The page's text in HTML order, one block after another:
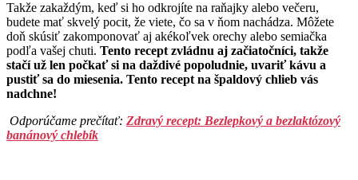
Takže zakaždým, keď si ho odkrojíte na raňajky alebo večeru,
budete mať skvelý pocit, že viete, čo sa v ňom nachádza. Môžete
doň skúsiť zakomponovať aj akékoľvek orechy alebo semiačka
podľa vašej chuti. Tento recept zvládnu aj začiatočníci, takže
stačí už len počkať si na daždivé popoludnie, uvariť kávu a
pustiť sa do miesenia. Tento recept na špaldový chlieb vás
nadchne!
Odporúčame prečítať: Zdravý recept: Bezlepkový a bezlaktózový
banánový chlebík